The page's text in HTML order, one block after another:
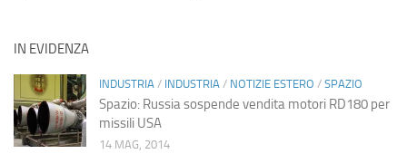
IN EVIDENZA
INDUSTRIA / INDUSTRIA / NOTIZIE ESTERO / SPAZIO
Spazio: Russia sospende vendita motori RD180 per
missili USA
14 MAG, 2014